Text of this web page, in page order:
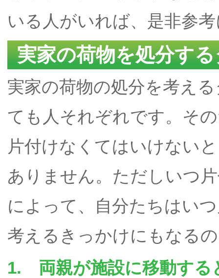
いる人がいれば、是非参
実家の荷物を処分す
実家の荷物の処分を考え
ても人それぞれです。そ
片付けなくてはいけない
ありません。ただしいつ
によって、自分たちはい
考えるきっかけにもなる
1. 両親が施設に移動する